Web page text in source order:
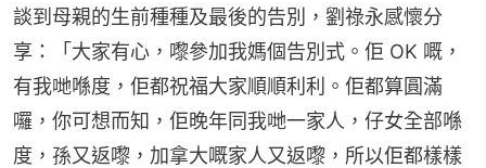
談到母親的生前種種及最後的告別，劉祿永感懷分
享：「大家有心，嚟參加我媽個告別式。佢 OK 嘅，
有我哋喺度，佢都祝福大家順順利利。佢都算圓滿
囉，你可想而知，佢晚年同我哋一家人，仔女全部喺
度，孫又返嚟，加拿大嘅家人又返嚟，所以佢都樣樣